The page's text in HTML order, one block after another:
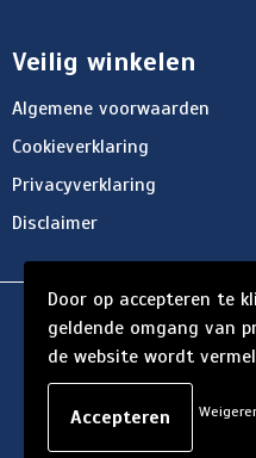
Veilig winkelen
Algemene voorwaarden
Cookieverklaring
Privacyverklaring
Disclaimer
© Copyright
Door op accepteren te
geldende omgang van
de website wordt